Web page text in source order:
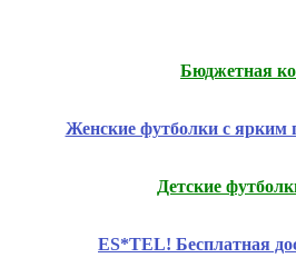
Бюджетная
Женские футболки с
Детские
ES*TEL! Бесплатная